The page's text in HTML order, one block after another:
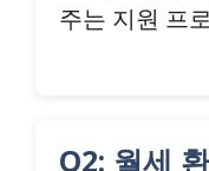
주는 지원 프
Q2: 월세